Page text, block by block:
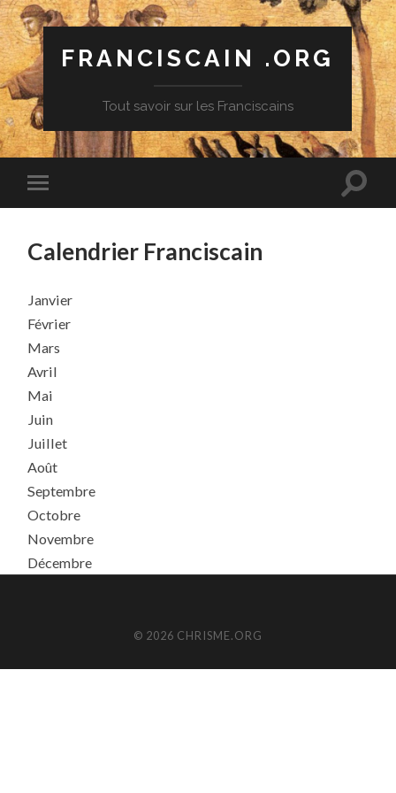
FRANCISCAIN .ORG
Tout savoir sur les Franciscains
Calendrier Franciscain
Janvier
Février
Mars
Avril
Mai
Juin
Juillet
Août
Septembre
Octobre
Novembre
Décembre
© 2026 CHRISME.ORG